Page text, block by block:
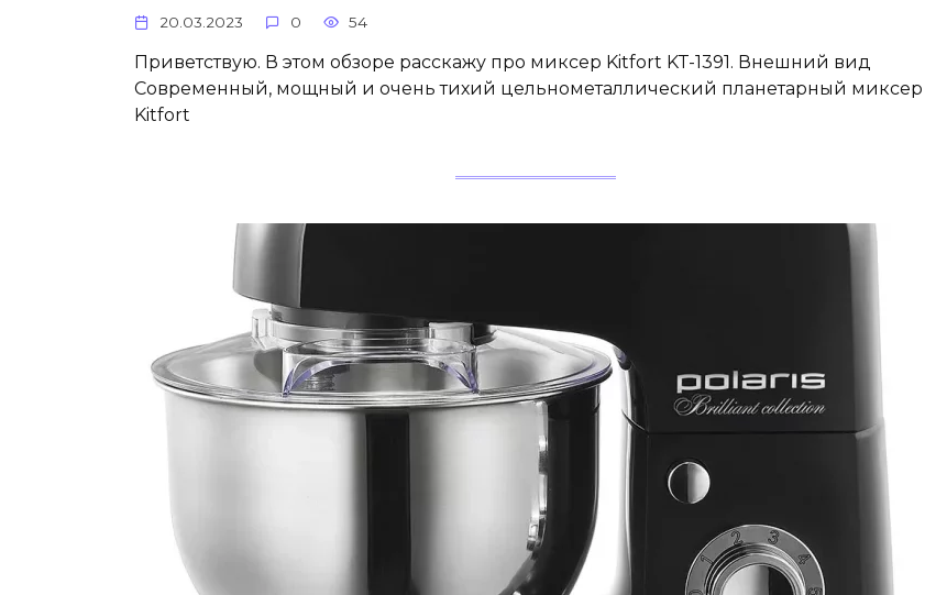
20.03.2023 0 54
Приветствую. В этом обзоре расскажу про миксер Kitfort KT-1391. Внешний вид
Современный, мощный и очень тихий цельнометаллический планетарный миксер
Kitfort